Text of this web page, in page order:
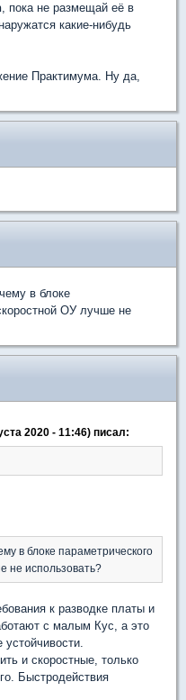
, пока не размещай её в
какие-нибудь
Практимума. Ну да,
в блоке
ОУ лучше не
2020 - 11:46) писал:
в блоке параметрического
не использовать?
к разводке платы и
с малым Кус, а это
и скоростные, только
Быстродействия